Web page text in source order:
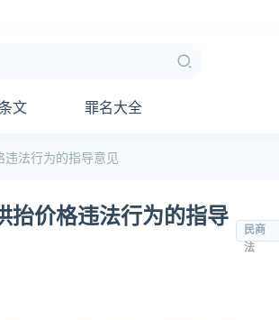
文 罪名大全
法行为的指导意见
抬价格违法行为的指导
民商
法